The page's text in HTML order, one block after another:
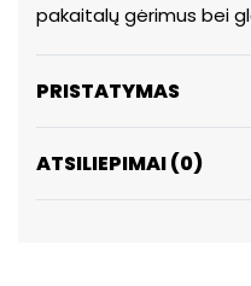
pakaitalų gėrimus bei
PRISTATYMAS
ATSILIEPIMAI (0)